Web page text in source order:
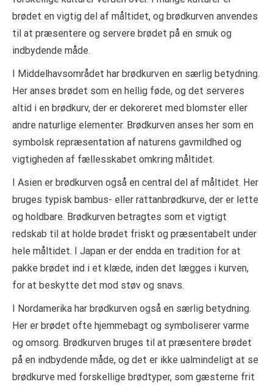
brødet en vigtig del af måltidet, og brødkurven anvendes
til at præsentere og servere brødet på en smuk og
indbydende måde.
I Middelhavsområdet har brødkurven en særlig betydning.
Her anses brødet som en hellig føde, og det serveres
altid i en brødkurv, der er dekoreret med blomster eller
andre naturlige elementer. Brødkurven anses her som en
symbolsk repræsentation af naturens gavmildhed og
vigtigheden af fællesskabet omkring måltidet.
I Asien er brødkurven også en central del af måltidet. Her
bruges typisk bambus- eller rattanbrødkurve, der er lette
og holdbare. Brødkurven betragtes som et vigtigt
redskab til at holde brødet friskt og præsentabelt under
hele måltidet. I Japan er der endda en tradition for at
pakke brødet ind i et klæde, inden det lægges i kurven,
for at beskytte det mod støv og snavs.
I Nordamerika har brødkurven også en særlig betydning.
Her er brødet ofte hjemmebagt og symboliserer varme
og omsorg. Brødkurven bruges til at præsentere brødet
på en indbydende måde, og det er ikke ualmindeligt at se
brødkurve med forskellige brødtyper, som gæsterne frit